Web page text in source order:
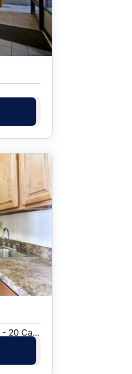
Scarborough, ON · Las Brisas Apartments - 20 Carabob Court